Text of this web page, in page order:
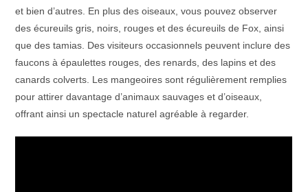
et bien d’autres. En plus des oiseaux, vous pouvez observer
des écureuils gris, noirs, rouges et des écureuils de Fox, ainsi
que des tamias. Des visiteurs occasionnels peuvent inclure des
faucons à épaulettes rouges, des renards, des lapins et des
canards colverts. Les mangeoires sont régulièrement remplies
pour attirer davantage d’animaux sauvages et d’oiseaux,
offrant ainsi un spectacle naturel agréable à regarder.